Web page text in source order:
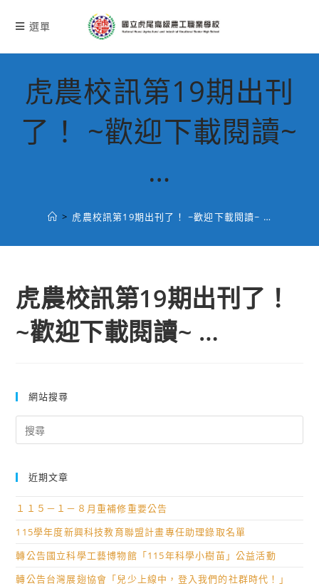
選單
虎農校訊第19期出刊
了！ ~歡迎下載閱讀~
…
> 虎農校訊第19期出刊了！ ~歡迎下載閱讀~ …
虎農校訊第19期出刊了！
~歡迎下載閱讀~ …
網站搜尋
for:
近期文章
１１５－１－８月重補修重要公告
115學年度新興科技教育聯盟計畫專任助理錄取名單
轉公告國立科學工藝博物館「115年科學小樹苗」公益活動
轉公告台灣展翅協會「兒少上線中，登入我們的社群時代！」